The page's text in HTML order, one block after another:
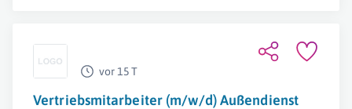
vor 15 T
Vertriebsmitarbeiter (m/w/d) Außendienst